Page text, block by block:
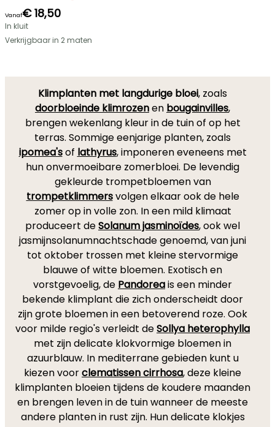
Vanaf€ 18,50
In kluit
Verkrijgbaar in 2 maten
Klimplanten met langdurige bloei, zoals
doorbloeinde klimrozenen bougainvilles,
brengen wekenlang kleur in de tuin of op het
terras. Sommige eenjarige planten, zoals
ipomea'sof lathyrus, imponeren eveneens met
hun onvermoeibare zomerbloei. De levendig
gekleurde trompetbloemen van
trompetklimmersvolgen elkaar ook de hele
zomer op in volle zon. In een mild klimaat
produceert deSolanum jasminoïdes, ook wel
jasmijnsolanumnachtschade genoemd, van juni
tot oktober trossen met kleine stervormige
blauwe of witte bloemen. Exotisch en
vorstgevoelig, de Pandoreais een minder
bekende klimplant die zich onderscheidt door
zijn grote bloemen in een betoverend roze. Ook
voor milde regio's verleidt deSollya heterophylla
met zijn delicate klokvormige bloemen in
azuurblauw. In mediterrane gebieden kunt u
kiezen voorclematissen cirrhosa, deze kleine
klimplanten bloeien tijdens de koudere maanden
en brengen leven in de tuin wanneer de meeste
andere planten in rust zijn. Hun delicate klokjes